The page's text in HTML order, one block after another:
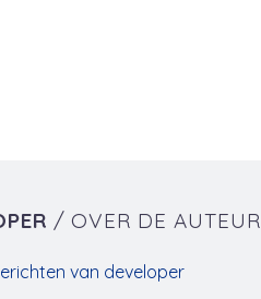
/ OVER DE AUTEUR
van developer